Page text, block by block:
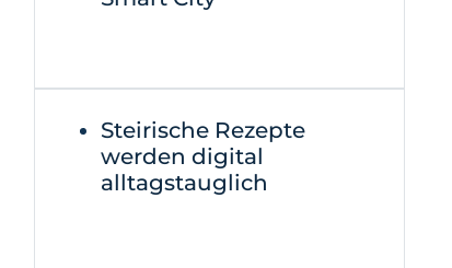
Steirische Rezepte
werden digital
alltagstauglich